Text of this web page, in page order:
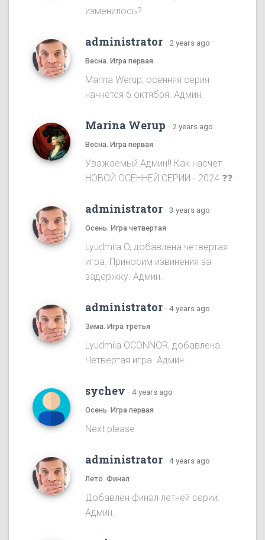
изменилось?
administrator · 2 years ago
Весна. Игра первая
Marina Werup, осенняя серия
начнётся 6 октября. Админ.
Marina Werup · 2 years ago
Весна. Игра первая
Уважаемый Админ‼️ Как насчет
НОВОЙ ОСЕННЕЙ СЕРИИ - 2024 ❓❓
administrator · 3 years ago
Осень. Игра четвертая
Lyudmila O, добавлена четвертая
игра. Приносим извинения за
задержку. Админ.
administrator · 4 years ago
Зима. Игра третья
Lyudmila OCONNOR, добавлена
Четвертая игра. Админ.
sychev · 4 years ago
Осень. Игра первая
Next please
administrator · 4 years ago
Лето. Финал
Добавлен финал летней серии.
Админ.